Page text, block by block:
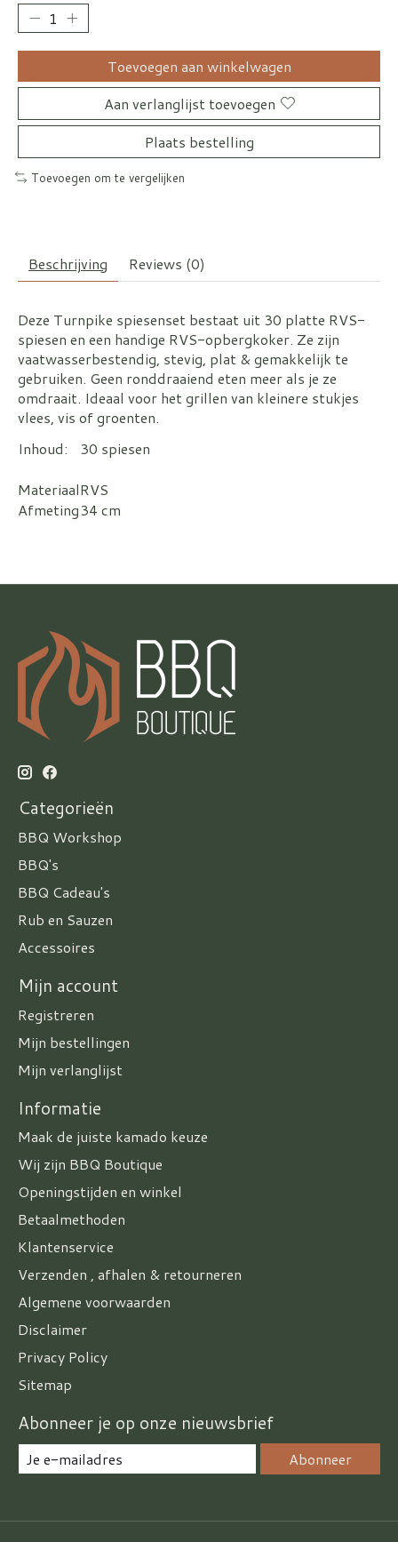
Toevoegen aan winkelwagen
Aan verlanglijst toevoegen
Plaats bestelling
Toevoegen om te vergelijken
Beschrijving Reviews (0)
Deze Turnpike spiesenset bestaat uit 30 platte RVS-
spiesen en een handige RVS-opbergkoker. Ze zijn
vaatwasserbestendig, stevig, plat & gemakkelijk te
gebruiken. Geen ronddraaiend eten meer als je ze
omdraait. Ideaal voor het grillen van kleinere stukjes
vlees, vis of groenten.
Inhoud:
30 spiesen
MateriaalRVS
Afmeting34 cm
Categorieën
BBQ Workshop
BBQ's
BBQ Cadeau's
Rub en Sauzen
Accessoires
Mijn account
Registreren
Mijn bestellingen
Mijn verlanglijst
Informatie
Maak de juiste kamado keuze
Wij zijn BBQ Boutique
Openingstijden en winkel
Betaalmethoden
Klantenservice
Verzenden , afhalen & retourneren
Algemene voorwaarden
Disclaimer
Privacy Policy
Sitemap
Abonneer je op onze nieuwsbrief
Abonneer